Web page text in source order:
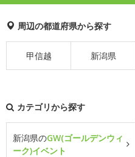
周辺の都道府県から探す
甲信越 新潟県
カテゴリから探す
新潟県のGW(ゴールデンウィ
ーク)イベント